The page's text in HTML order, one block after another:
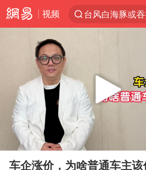
视频
台风白海豚或
陈熠被张本美
宇树科技发行价
Play
00:00
车企涨价，为啥普通车主该